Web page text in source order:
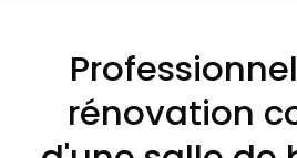
rénovation